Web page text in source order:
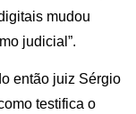
mudou
judicial”.
então juiz Sérgio
testifica o